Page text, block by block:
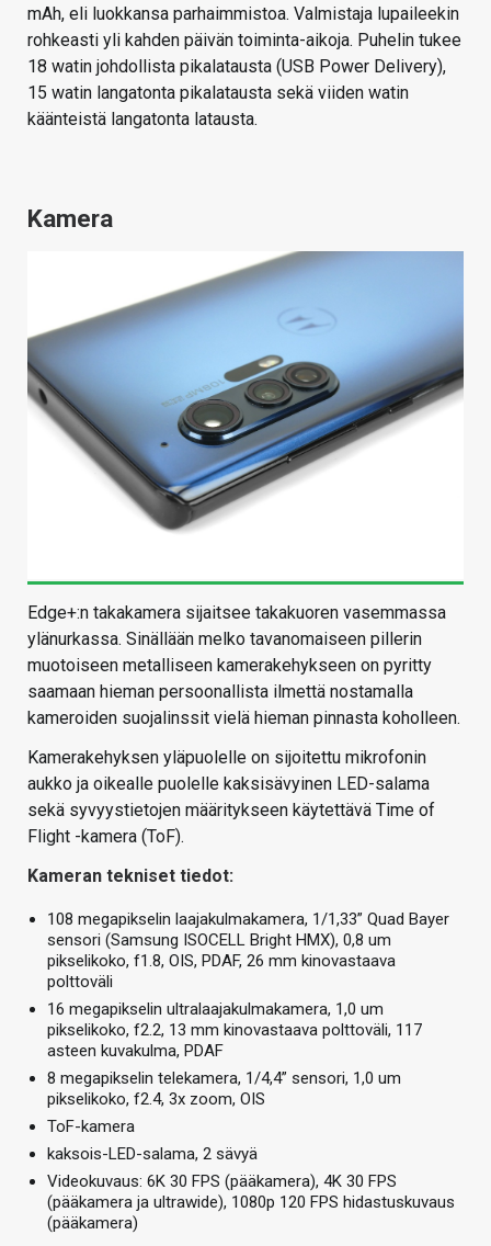
mAh, eli luokkansa parhaimmistoa. Valmistaja lupaileekin
rohkeasti yli kahden päivän toiminta-aikoja. Puhelin tukee
18 watin johdollista pikalatausta (USB Power Delivery),
15 watin langatonta pikalatausta sekä viiden watin
käänteistä langatonta latausta.
Kamera
Edge+:n takakamera sijaitsee takakuoren vasemmassa
ylänurkassa. Sinällään melko tavanomaiseen pillerin
muotoiseen metalliseen kamerakehykseen on pyritty
saamaan hieman persoonallista ilmettä nostamalla
kameroiden suojalinssit vielä hieman pinnasta koholleen.
Kamerakehyksen yläpuolelle on sijoitettu mikrofonin
aukko ja oikealle puolelle kaksisävyinen LED-salama
sekä syvyystietojen määritykseen käytettävä Time of
Flight -kamera (ToF).
Kameran tekniset tiedot:
108 megapikselin laajakulmakamera, 1/1,33” Quad Bayer
sensori (Samsung ISOCELL Bright HMX), 0,8 um
pikselikoko, f1.8, OIS, PDAF, 26 mm kinovastaava
polttoväli
16 megapikselin ultralaajakulmakamera, 1,0 um
pikselikoko, f2.2, 13 mm kinovastaava polttoväli, 117
asteen kuvakulma, PDAF
8 megapikselin telekamera, 1/4,4” sensori, 1,0 um
pikselikoko, f2.4, 3x zoom, OIS
ToF-kamera
kaksois-LED-salama, 2 sävyä
Videokuvaus: 6K 30 FPS (pääkamera), 4K 30 FPS
(pääkamera ja ultrawide), 1080p 120 FPS hidastuskuvaus
(pääkamera)